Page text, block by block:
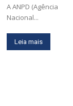
A ANPD (Agência
Nacional...
Leia mais